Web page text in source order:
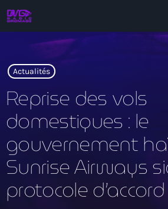
play_arrow RADIO DROMAGE
Accueil
Actualités
Reprise des vols
domestiques : le
gouvernement
Sunrise Airways
protocole d’accord